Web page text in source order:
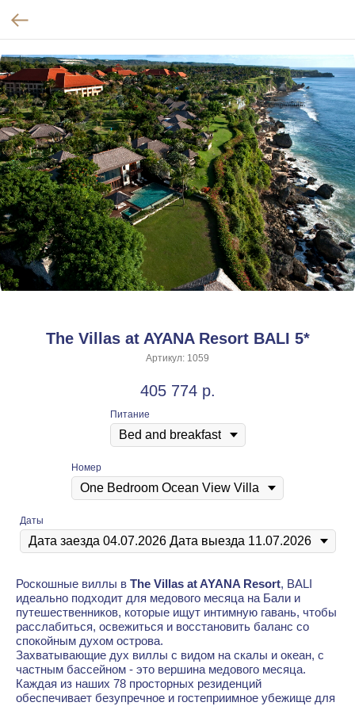
The Villas at AYANA Resort BALI 5*
Артикул: 1059
405 774 р.
Питание
Номер
Даты
Роскошные виллы в The Villas at AYANA Resort, BALI
идеально подходит для медового месяца на Бали и
путешественников, которые ищут интимную гавань, чтобы
расслабиться, освежиться и восстановить баланс со
спокойным духом острова.
Захватывающие дух виллы с видом на скалы и океан, с
частным бассейном - это вершина медового месяца.
Каждая из наших 78 просторных резиденций
обеспечивает безупречное и гостеприимное убежище для